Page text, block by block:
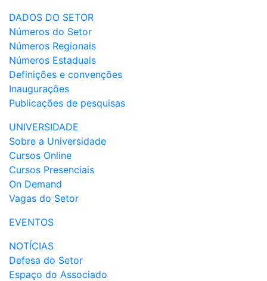
DADOS DO SETOR
Números do Setor
Números Regionais
Números Estaduais
Definições e convenções
Inaugurações
Publicações de pesquisas
UNIVERSIDADE
Sobre a Universidade
Cursos Online
Cursos Presenciais
On Demand
Vagas do Setor
EVENTOS
NOTÍCIAS
Defesa do Setor
Espaço do Associado